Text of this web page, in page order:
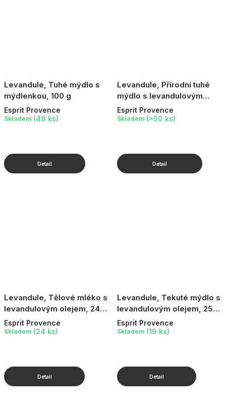
Levandule, Tuhé mýdlo s
mýdlenkou, 100 g
Esprit Provence
Skladem (49 ks)
Levandule, Přírodní tuhé
mýdlo s levandulovým
olejem, 100 g
Esprit Provence
Skladem (>50 ks)
Levandule, Tělové mléko s
levandulovým olejem, 240
ml
Esprit Provence
Skladem (24 ks)
Levandule, Tekuté mýdlo s
levandulovým olejem, 255
ml
Esprit Provence
Skladem (19 ks)